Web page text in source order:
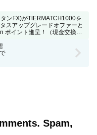
ンFX)がTIERMATCH1000を
スアップグレードオファーと
ポイント進呈！（現金交換
Spam,